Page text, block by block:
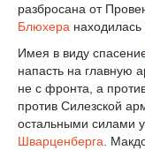
разбросана от
Блюхера находилась
Имея в виду
напасть на главную
не с фронта, а
против Силезской
остальными силами
Шварценберга .